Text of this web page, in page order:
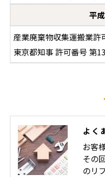
平
産業廃棄物収集運搬業許
東京都知事 許可番号 第
よく
お客
その
のリ